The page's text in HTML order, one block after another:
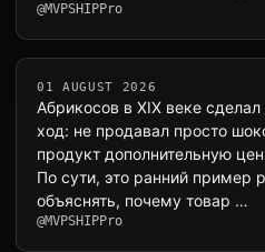
@MVPSHIPPro
01 AUGUST 2026
Абрикосов в XIX веке
ход: не продавал просто
продукт дополнительную
По сути, это ранний пример
объяснять, почему товар …
@MVPSHIPPro